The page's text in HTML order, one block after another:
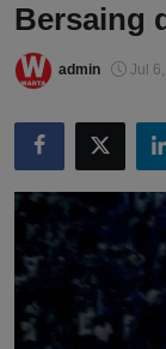
Bersaing
admin Jul